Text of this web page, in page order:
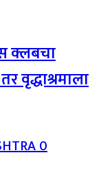
क्लबचा
वृद्धाश्रमाला
0